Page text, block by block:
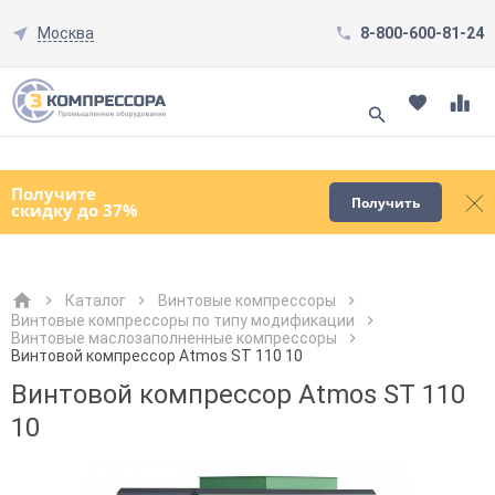
Москва 8-800-600-81-24
Получите
скидку до 37% Получить
Смотреть все товары
Каталог
Винтовые компрессоры
Винтовые компрессоры по типу модификации
Винтовые маслозаполненные компрессоры
Винтовой компрессор Atmos ST 110 10
Винтовой компрессор Atmos ST 110
10
Как к Вам обращаться?
Как к Вам обращаться?
Город доставки
Как к Вам обращаться?